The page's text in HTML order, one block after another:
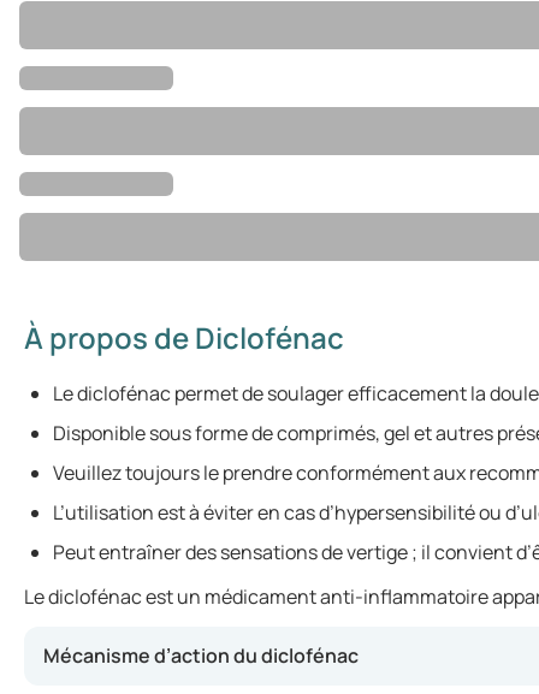
À propos de Diclofénac
Le diclofénac permet de soulager efficacement la
Disponible sous forme de comprimés, gel et autres
Veuillez toujours le prendre conformément aux
L’utilisation est à éviter en cas d’hypersensibilité ou
Peut entraîner des sensations de vertige ; il convient
Le diclofénac est un médicament anti-inflammatoire
Mécanisme d’action du diclofénac